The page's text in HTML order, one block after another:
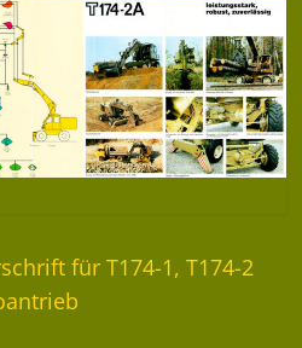
für T174-1, T174-2